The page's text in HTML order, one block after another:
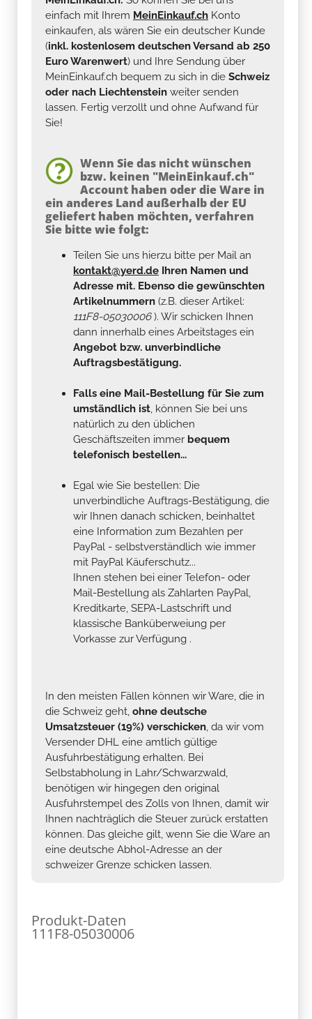
einfach mit Ihrem MeinEinkauf.ch Konto
einkaufen, als wären Sie ein deutscher Kunde
(inkl. kostenlosem deutschen Versand ab 250
Euro Warenwert) und Ihre Sendung über
MeinEinkauf.ch bequem zu sich in die Schweiz
oder nach Liechtenstein weiter senden
lassen. Fertig verzollt und ohne Aufwand für
Sie!
Wenn Sie das nicht wünschen
bzw. keinen "MeinEinkauf.ch"
Account haben oder die Ware in
ein anderes Land außerhalb der EU
geliefert haben möchten, verfahren
Sie bitte wie folgt:
Teilen Sie uns hierzu bitte per Mail an
kontakt@yerd.de Ihren Namen und
Adresse mit. Ebenso die gewünschten
Artikelnummern (z.B. dieser Artikel:
111F8-05030006). Wir schicken Ihnen
dann innerhalb eines Arbeitstages ein
Angebot bzw. unverbindliche
Auftragsbestätigung.
Falls eine Mail-Bestellung für Sie zum
umständlich ist, können Sie bei uns
natürlich zu den üblichen
Geschäftszeiten immer bequem
telefonisch bestellen...
Egal wie Sie bestellen: Die
unverbindliche Auftrags-Bestätigung, die
wir Ihnen danach schicken, beinhaltet
eine Information zum Bezahlen per
PayPal - selbstverständlich wie immer
mit PayPal Käuferschutz...
Ihnen stehen bei einer Telefon- oder
Mail-Bestellung als Zahlarten PayPal,
Kreditkarte, SEPA-Lastschrift und
klassische Banküberweiung per
Vorkasse zur Verfügung .
In den meisten Fällen können wir Ware, die in
die Schweiz geht, ohne deutsche
Umsatzsteuer (19%) verschicken, da wir vom
Versender DHL eine amtlich gültige
Ausfuhrbestätigung erhalten. Bei
Selbstabholung in Lahr/Schwarzwald,
benötigen wir hingegen den original
Ausfuhrstempel des Zolls von Ihnen, damit wir
Ihnen nachträglich die Steuer zurück erstatten
können. Das gleiche gilt, wenn Sie die Ware an
eine deutsche Abhol-Adresse an der
schweizer Grenze schicken lassen.
Produkt-Daten
111F8-05030006